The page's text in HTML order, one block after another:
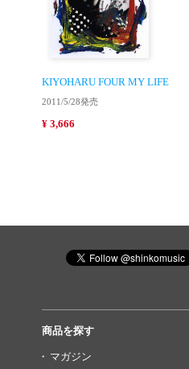
KIYOHARU FOUR MY LIFE
2011/5/28発売
¥ 3,666
商品を探す
マガジン